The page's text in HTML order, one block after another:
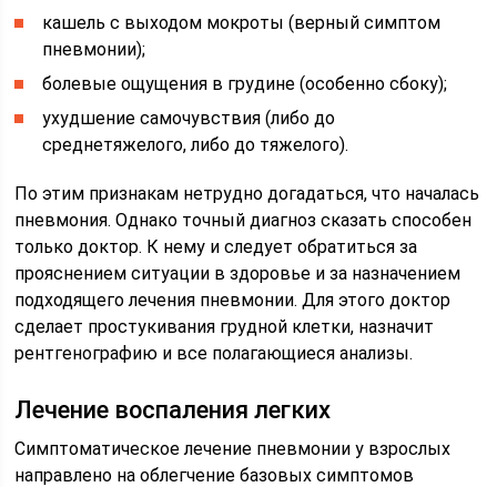
кашель с выходом мокроты (верный симптом
пневмонии);
болевые ощущения в грудине (особенно сбоку);
ухудшение самочувствия (либо до
среднетяжелого, либо до тяжелого).
По этим признакам нетрудно догадаться, что началась
пневмония. Однако точный диагноз сказать способен
только доктор. К нему и следует обратиться за
прояснением ситуации в здоровье и за назначением
подходящего лечения пневмонии. Для этого доктор
сделает простукивания грудной клетки, назначит
рентгенографию и все полагающиеся анализы.
Лечение воспаления легких
Симптоматическое лечение пневмонии у взрослых
направлено на облегчение базовых симптомов